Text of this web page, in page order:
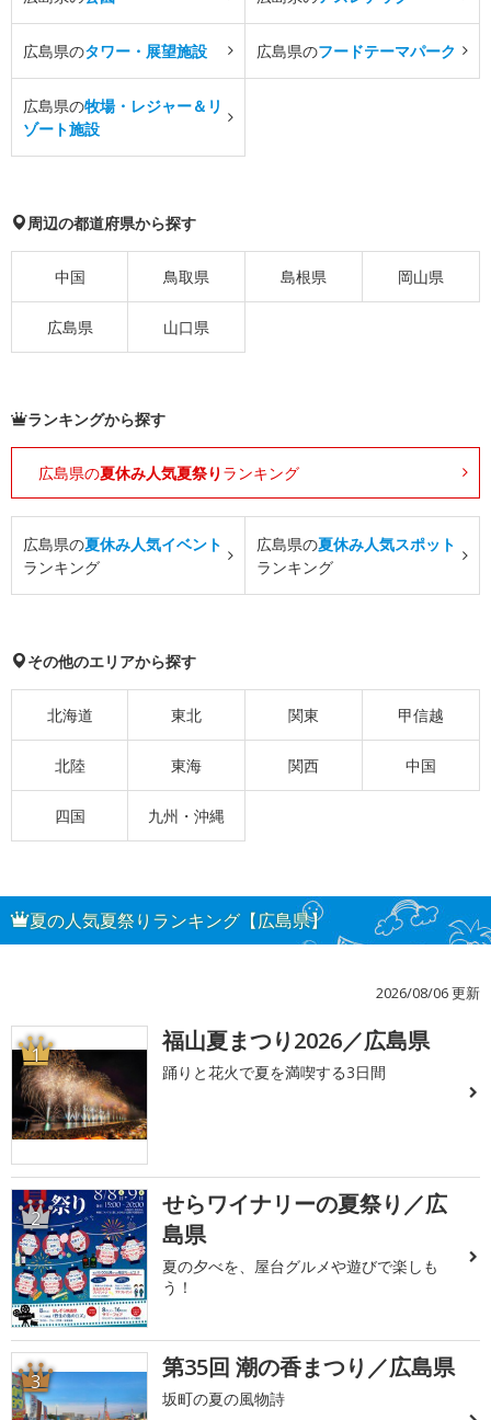
広島県のタワー・展望施設 広島県のフードテーマパーク
広島県の牧場・レジャー＆リ
ゾート施設
周辺の都道府県から探す
中国 鳥取県 島根県 岡山県
広島県 山口県
ランキングから探す
広島県の夏休み人気夏祭り ランキング
広島県の夏休み人気イベント
ランキング
広島県の夏休み人気スポット
ランキング
その他のエリアから探す
北海道 東北 関東 甲信越
北陸 東海 関西 中国
四国 九州・沖縄
夏の人気夏祭りランキング【広島県】
2026/08/06 更新
1 福山夏まつり2026／広島県
踊りと花火で夏を満喫する3日間
2
せらワイナリーの夏祭り／広
島県
夏の夕べを、屋台グルメや遊びで楽しも
う！
3 第35回 潮の香まつり／広島県
坂町の夏の風物詩